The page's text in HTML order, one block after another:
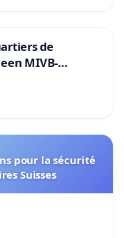
de
MIVB-
en Het
pour la sécurité
Suisses